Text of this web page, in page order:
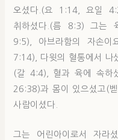
오셨다.(요 1:14, 요일
취하셨다.(름 8:3) 그는
9:5), 아브라함의 자손이
7:14), 다윗의 혈통에서 나
(갈 4:4), 혈과 육에 속하
26:38)과 몸이 있으셨고(
사람이셨다.
그는 어린아이로서 자라